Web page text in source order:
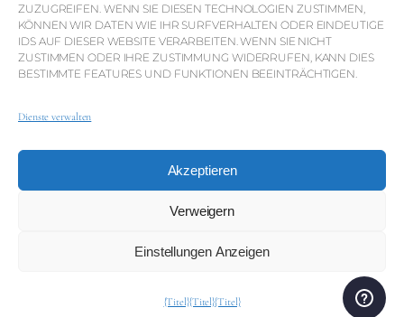
ZUZUGREIFEN. WENN SIE DIESEN TECHNOLOGIEN ZUSTIMMEN,
KÖNNEN WIR DATEN WIE IHR SURFVERHALTEN ODER EINDEUTIGE
IDS AUF DIESER WEBSITE VERARBEITEN. WENN SIE NICHT
ZUSTIMMEN ODER IHRE ZUSTIMMUNG WIDERRUFEN, KANN DIES
BESTIMMTE FEATURES UND FUNKTIONEN BEEINTRÄCHTIGEN.
Dienste verwalten
Akzeptieren
Verweigern
Einstellungen Anzeigen
{Titel}{Titel}{Titel}
Karten der Region
Gemeinschaft
Karriere
Alle Rechte vorbehalten 2026.
DatenschutzerklärungImpressumAGB
Whistleblowing-Kanal
© QP Savills – Mills & Mills Lda. Alle Rechte vorbehalten.